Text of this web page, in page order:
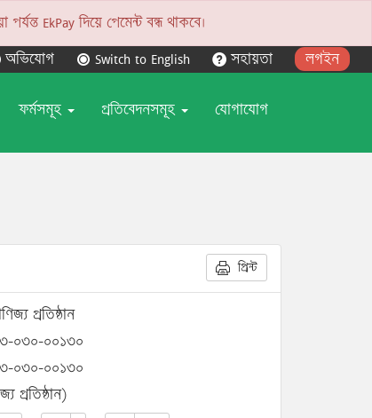
EkPay দিয়ে পেমেন্ট বন্ধ থাকবে।
অভিযোগ Switch to English সহায়তা লগইন
ফর্মসমূহ প্রতিবেদনসমূহ যোগাযোগ
প্রিন্ট
প্রতিষ্ঠান
০৩০-০০১৩০
০৩০-০০১৩০
প্রতিষ্ঠান)